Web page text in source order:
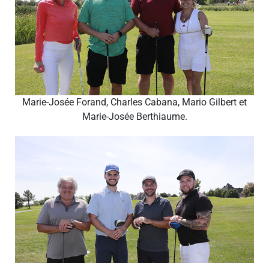
Marie-Josée Forand, Charles Cabana, Mario Gilbert et
Marie-Josée Berthiaume.